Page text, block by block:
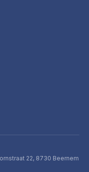
22, 8730 Beernem